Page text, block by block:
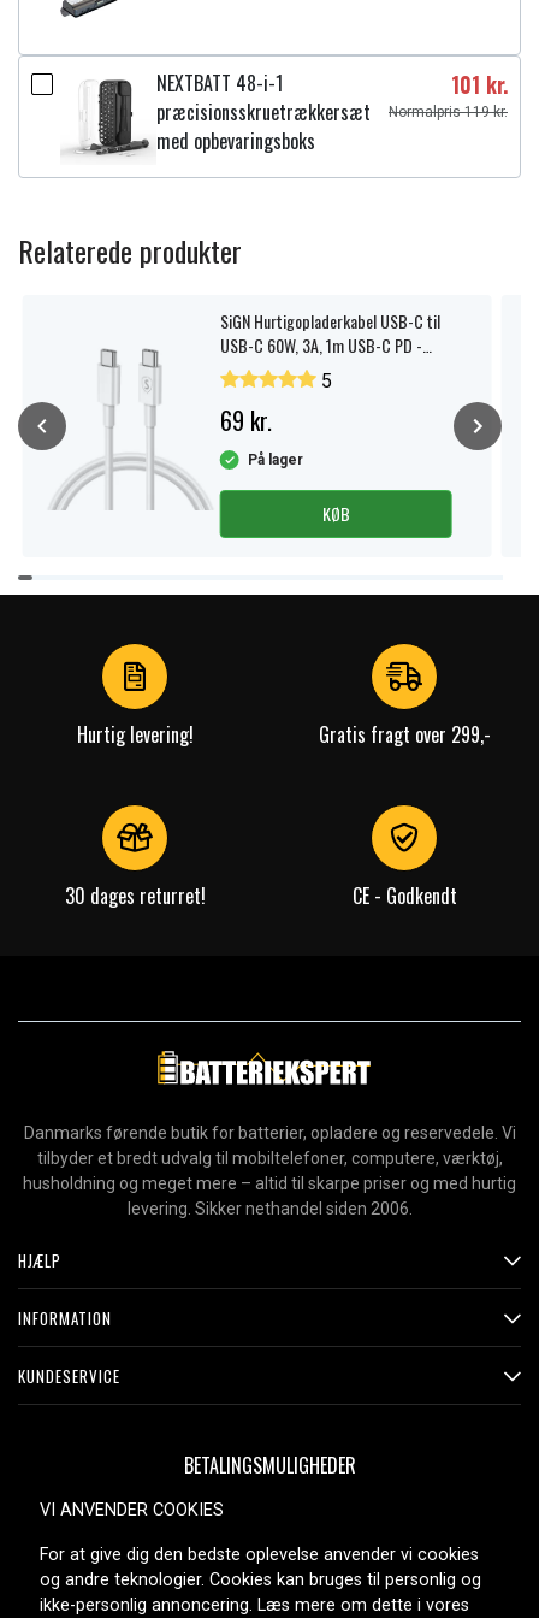
NEXTBATT 48-i-1
præcisionsskruetrækkersæt
med opbevaringsboks
101 kr.
Normalpris 119 kr.
Relaterede produkter
SiGN Hurtigopladerkabel USB-C til
USB-C 60W, 3A, 1m USB-C PD -
Hvid
5
69 kr.
På lager
KØB
Item
1
Hurtig levering! Gratis fragt over 299,-
30 dages returret! CE - Godkendt
Danmarks førende butik for batterier, opladere og reservedele. Vi
tilbyder et bredt udvalg til mobiltelefoner, computere, værktøj,
husholdning og meget mere – altid til skarpe priser og med hurtig
levering. Sikker nethandel siden 2006.
HJÆLP
INFORMATION
KUNDESERVICE
BETALINGSMULIGHEDER
LEVERINGSMULIGHEDER
VI ANVENDER COOKIES
For at give dig den bedste oplevelse anvender vi cookies
og andre teknologier. Cookies kan bruges til personlig og
ikke-personlig annoncering. Læs mere om dette i vores